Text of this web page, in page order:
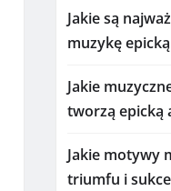
Jakie są
muzykę
Jakie
tworzą epicką
Jakie motywy
triumfu i